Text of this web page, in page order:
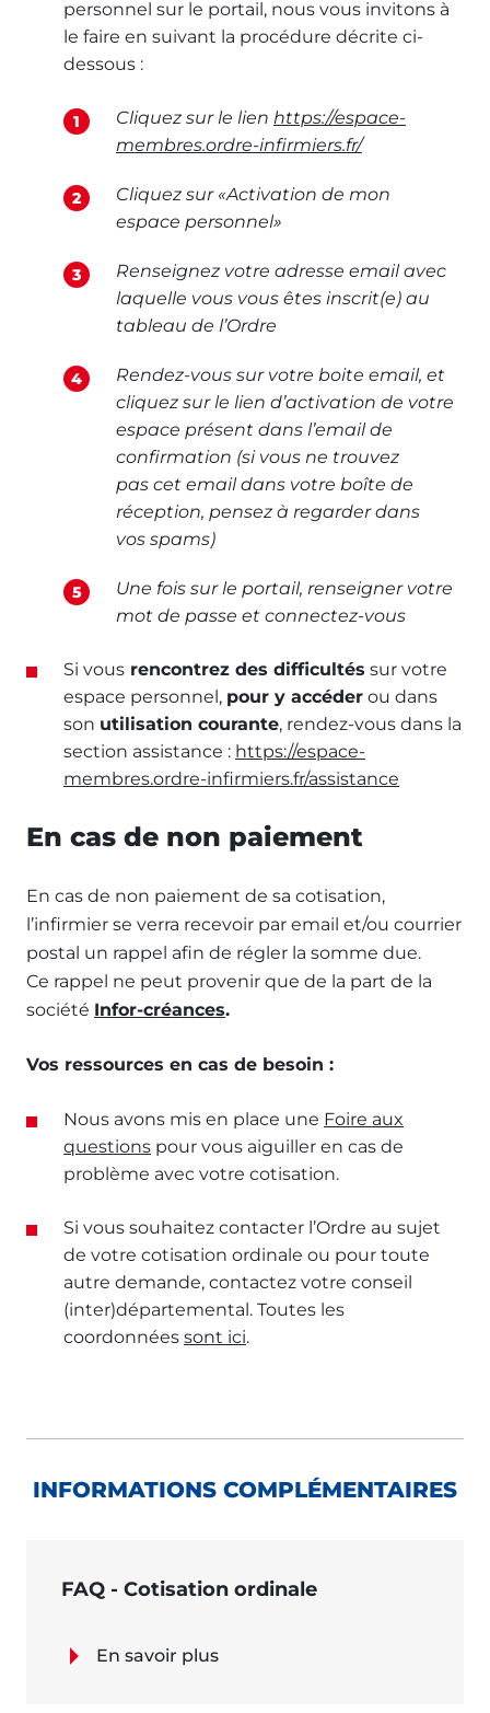
personnel sur le portail, nous vous invitons à
le faire en suivant la procédure décrite ci-
dessous :
Cliquez sur le lien https://espace-
membres.ordre-infirmiers.fr/
Cliquez sur «Activation de mon
espace personnel»
Renseignez votre adresse email avec
laquelle vous vous êtes inscrit(e) au
tableau de l’Ordre
Rendez-vous sur votre boite email, et
cliquez sur le lien d’activation de votre
espace présent dans l’email de
confirmation (si vous ne trouvez
pas cet email dans votre boîte de
réception, pensez à regarder dans
vos spams)
Une fois sur le portail, renseigner votre
mot de passe et connectez-vous
Si vous rencontrez des difficultés sur votre
espace personnel, pour y accéder ou dans
son utilisation courante, rendez-vous dans la
section assistance : https://espace-
membres.ordre-infirmiers.fr/assistance
En cas de non paiement
En cas de non paiement de sa cotisation,
l’infirmier se verra recevoir par email et/ou courrier
postal un rappel afin de régler la somme due.
Ce rappel ne peut provenir que de la part de la
société Infor-créances.
Vos ressources en cas de besoin :
Nous avons mis en place une Foire aux
questions pour vous aiguiller en cas de
problème avec votre cotisation.
Si vous souhaitez contacter l’Ordre au sujet
de votre cotisation ordinale ou pour toute
autre demande, contactez votre conseil
(inter)départemental. Toutes les
coordonnées sont ici.
INFORMATIONS COMPLÉMENTAIRES
FAQ - Cotisation ordinale
En savoir plus